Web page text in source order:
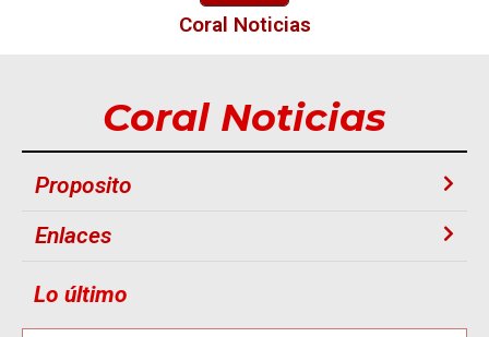
Coral Noticias
Coral Noticias
Proposito
Enlaces
Lo último